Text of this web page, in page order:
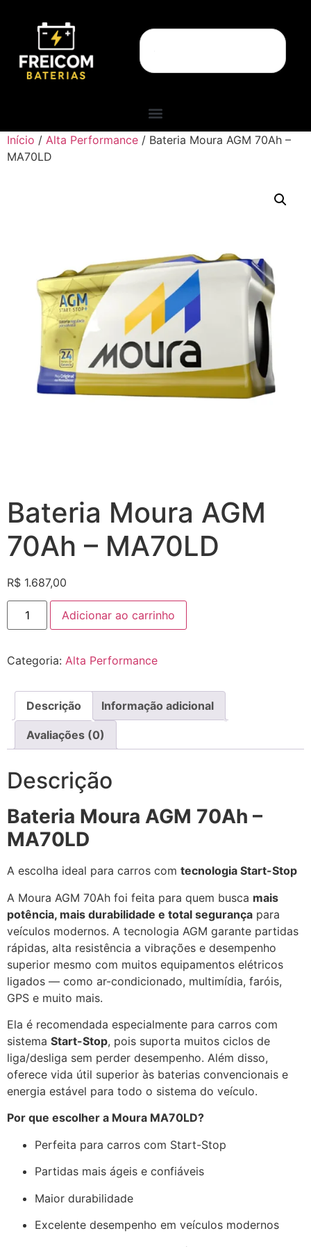
Início / Alta Performance / Bateria Moura AGM 70Ah –
MA70LD
Bateria Moura AGM
70Ah – MA70LD
R$ 1.687,00
Adicionar ao carrinho
Categoria: Alta Performance
Descrição Informação adicional
Avaliações (0)
Descrição
Bateria Moura AGM 70Ah –
MA70LD
A escolha ideal para carros com tecnologia Start-Stop
A Moura AGM 70Ah foi feita para quem busca mais
potência, mais durabilidade e total segurança para
veículos modernos. A tecnologia AGM garante partidas
rápidas, alta resistência a vibrações e desempenho
superior mesmo com muitos equipamentos elétricos
ligados — como ar-condicionado, multimídia, faróis,
GPS e muito mais.
Ela é recomendada especialmente para carros com
sistema Start-Stop, pois suporta muitos ciclos de
liga/desliga sem perder desempenho. Além disso,
oferece vida útil superior às baterias convencionais e
energia estável para todo o sistema do veículo.
Por que escolher a Moura MA70LD?
Perfeita para carros com Start-Stop
Partidas mais ágeis e confiáveis
Maior durabilidade
Excelente desempenho em veículos modernos